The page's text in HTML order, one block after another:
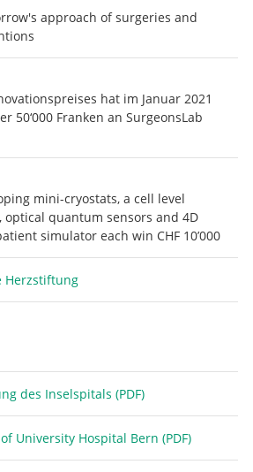
approach of surgeries and
hat im Januar 2021
50‘000 Franken an SurgeonsLab
mini-cryostats, a cell level
optical quantum sensors and 4D
simulator each win CHF 10’000
Herzstiftung
des Inselspitals (PDF)
University Hospital Bern (PDF)